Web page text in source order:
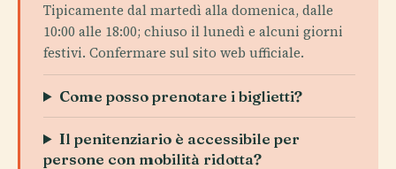
Tipicamente dal martedì alla domenica, dalle
10:00 alle 18:00; chiuso il lunedì e alcuni giorni
festivi. Confermare sul sito web ufficiale.
Come posso prenotare i biglietti?
Il penitenziario è accessibile per
persone con mobilità ridotta?